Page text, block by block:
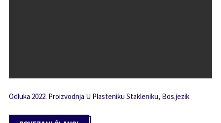
Odluka 2022. Proizvodnja U Plasteniku Stakleniku, Bos.jezik